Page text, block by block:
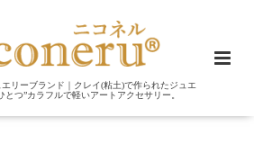
エリーブランド｜クレイ(粘土)で作られたジュエ
とつ”カラフルで軽いアートアクセサリー。